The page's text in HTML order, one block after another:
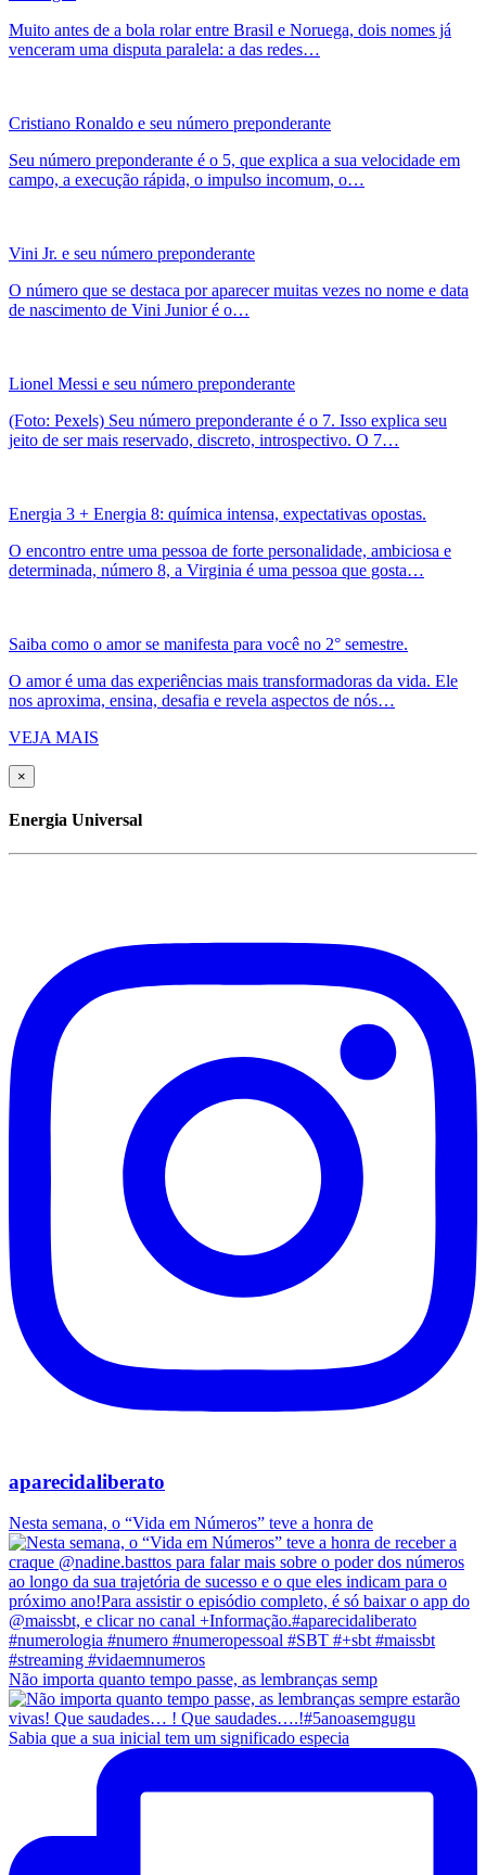
Muito antes de a bola rolar entre Brasil e Noruega, dois nomes já
venceram uma disputa paralela: a das redes…
Cristiano Ronaldo e seu número preponderante
Seu número preponderante é o 5, que explica a sua velocidade em
campo, a execução rápida, o impulso incomum, o…
Vini Jr. e seu número preponderante
O número que se destaca por aparecer muitas vezes no nome e data
de nascimento de Vini Junior é o…
Lionel Messi e seu número preponderante
(Foto: Pexels) Seu número preponderante é o 7. Isso explica seu
jeito de ser mais reservado, discreto, introspectivo. O 7…
Energia 3 + Energia 8: química intensa, expectativas opostas.
O encontro entre uma pessoa de forte personalidade, ambiciosa e
determinada, número 8, a Virginia é uma pessoa que gosta…
Saiba como o amor se manifesta para você no 2° semestre.
O amor é uma das experiências mais transformadoras da vida. Ele
nos aproxima, ensina, desafia e revela aspectos de nós…
VEJA MAIS
×
Energia Universal
aparecidaliberato
Nesta semana, o “Vida em Números” teve a honra de
Não importa quanto tempo passe, as lembranças semp
Sabia que a sua inicial tem um significado especia